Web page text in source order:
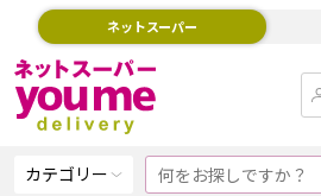
ネットスーパー
カテゴリー